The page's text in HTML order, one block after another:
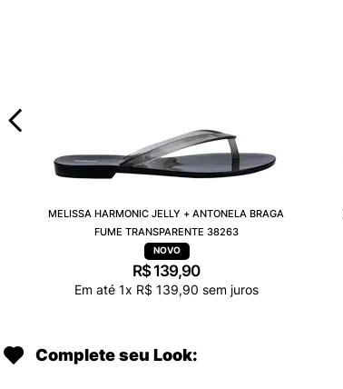
MELISSA HARMONIC JELLY + ANTONELA BRAGA
FUME TRANSPARENTE 38263
R$ 139,90
Em até 1x R$ 139,90 sem juros
Complete seu Look: